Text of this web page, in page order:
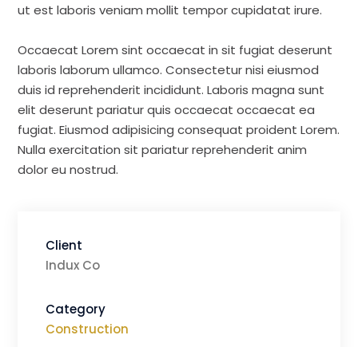
ut est laboris veniam mollit tempor cupidatat irure.
Occaecat Lorem sint occaecat in sit fugiat deserunt
laboris laborum ullamco. Consectetur nisi eiusmod
duis id reprehenderit incididunt. Laboris magna sunt
elit deserunt pariatur quis occaecat occaecat ea
fugiat. Eiusmod adipisicing consequat proident Lorem.
Nulla exercitation sit pariatur reprehenderit anim
dolor eu nostrud.
Client
Indux Co
Category
Construction